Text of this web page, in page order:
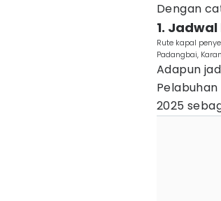
Dengan
1.
Rute kapal
Padangbai,
Adapun
2025